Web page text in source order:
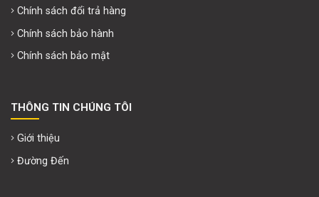
Chính sách đổi trả hàng
Chính sách bảo hành
Chính sách bảo mật
THÔNG TIN CHÚNG TÔI
Giới thiệu
Đường Đến